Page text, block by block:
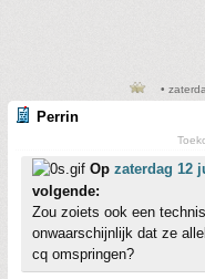
•
Perrin
Op zaterdag 12
volgende:
Zou zoiets ook een
onwaarschijnlijk dat ze
cq omspringen?